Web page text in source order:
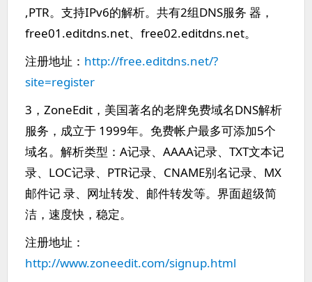
,PTR。支持IPv6的解析。共有2组DNS服务 器，
free01.editdns.net、free02.editdns.net。
注册地址： http://free.editdns.net/?
site=register
3，ZoneEdit，美国著名的老牌免费域名DNS解析
服务，成立于 1999年。免费帐户最多可添加5个
域名。解析类型：A记录、AAAA记录、TXT文本记
录、LOC记录、PTR记录、CNAME别名记录、MX
邮件记 录、网址转发、邮件转发等。界面超级简
洁，速度快，稳定。
注册地址：
http://www.zoneedit.com/signup.html